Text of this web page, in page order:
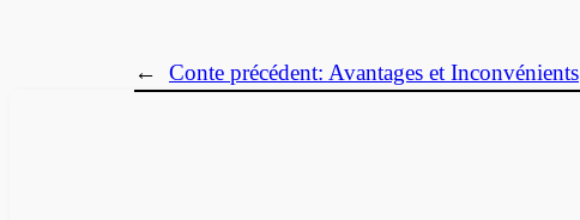
← Conte précédent: Avantages et Inconvénients